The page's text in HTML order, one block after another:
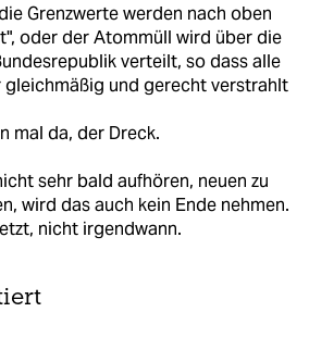
Grenzwerte werden nach oben
oder der Atommüll wird über die
verteilt, so dass alle
gleichmäßig und gerecht verstrahlt
mal da, der Dreck.
sehr bald aufhören, neuen zu
wird das auch kein Ende nehmen.
nicht irgendwann.